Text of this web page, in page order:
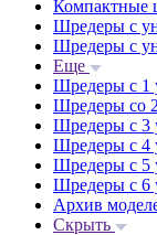
Компактные
Шредеры с
Шредеры с
Еще
Шредеры с 1
Шредеры со
Шредеры с 3
Шредеры с 4
Шредеры с 5
Шредеры с 6
Архив
Скрыть